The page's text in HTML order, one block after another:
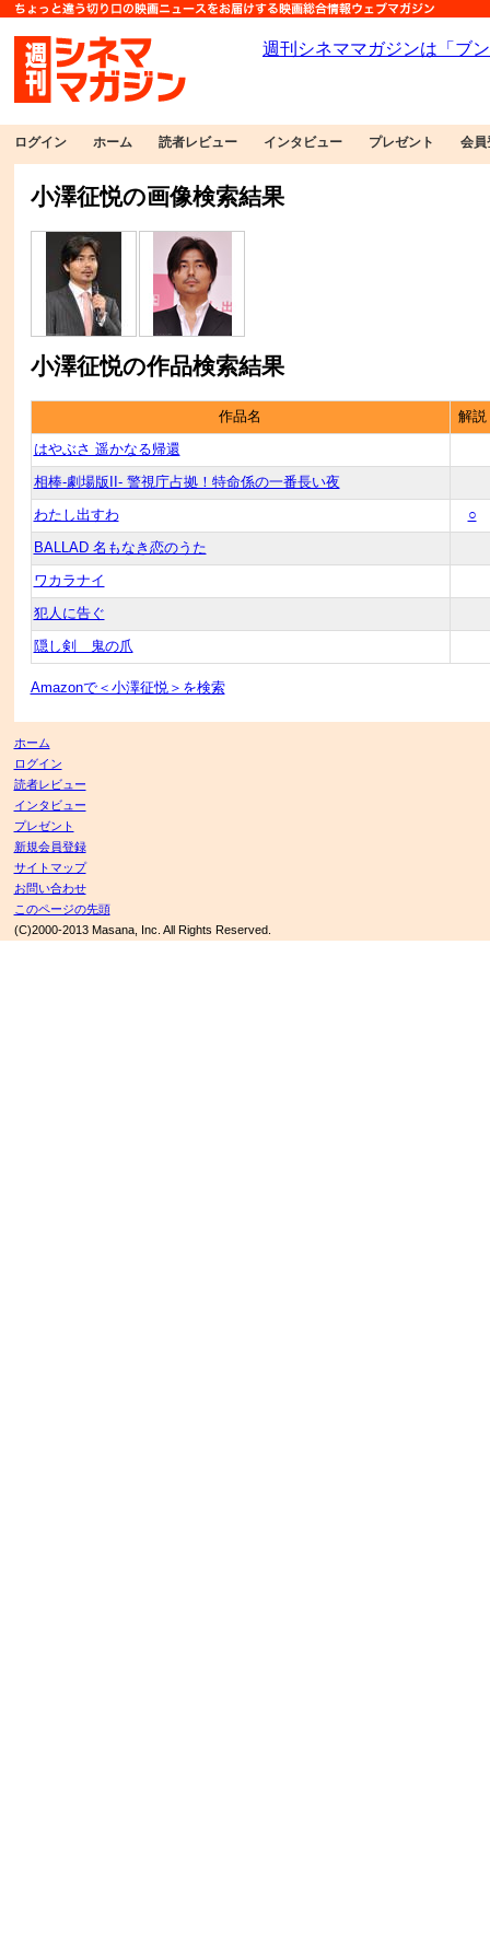
ログイン ホーム 読者レビュー インタビュー プレゼント 会員
小澤征悦の画像検索結果
小澤征悦の作品検索結果
作品名 解説
はやぶさ 遥かなる帰還
相棒-劇場版II- 警視庁占拠！特命係の一番長い夜
わたし出すわ ○
BALLAD 名もなき恋のうた
ワカラナイ
犯人に告ぐ
隠し剣 鬼の爪
Amazonで＜小澤征悦＞を検索
ホーム
ログイン
読者レビュー
インタビュー
プレゼント
新規会員登録
サイトマップ
お問い合わせ
このページの先頭
(C)2000-2013 Masana, Inc. All Rights Reserved.